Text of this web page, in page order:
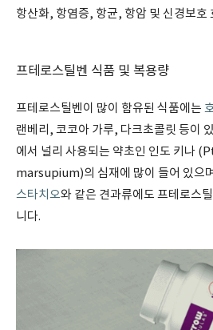
항산화, 항염증, 항균, 항암 및 신경보호
프테로스틸벤 식품 및 복용량
프테로스틸벤이 많이 함유된 식품에는
랜베리, 코코아 가루, 다크초콜릿 등이
에서 널리 사용되는 약초인 인도 키나
marsupium)의 심재에 많이 들어 있으
스타치오와 같은 견과류에도 프테로스
니다.